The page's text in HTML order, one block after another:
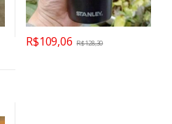
R$109,06 R$128,30